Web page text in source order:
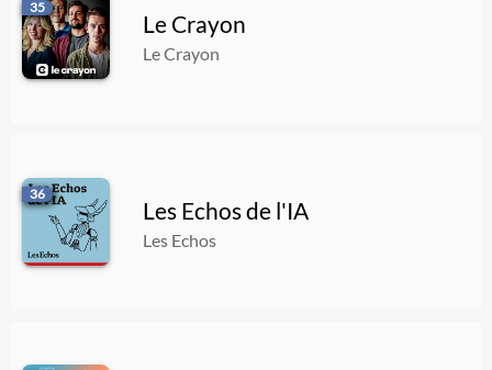
35
Le Crayon
Le Crayon
36
Les Echos de l'IA
Les Echos